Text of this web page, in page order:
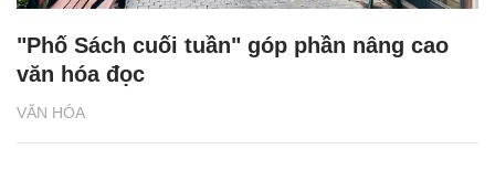
VĂN HÓA
"Phố Sách cuối tuần" góp phần nâng cao
văn hóa đọc